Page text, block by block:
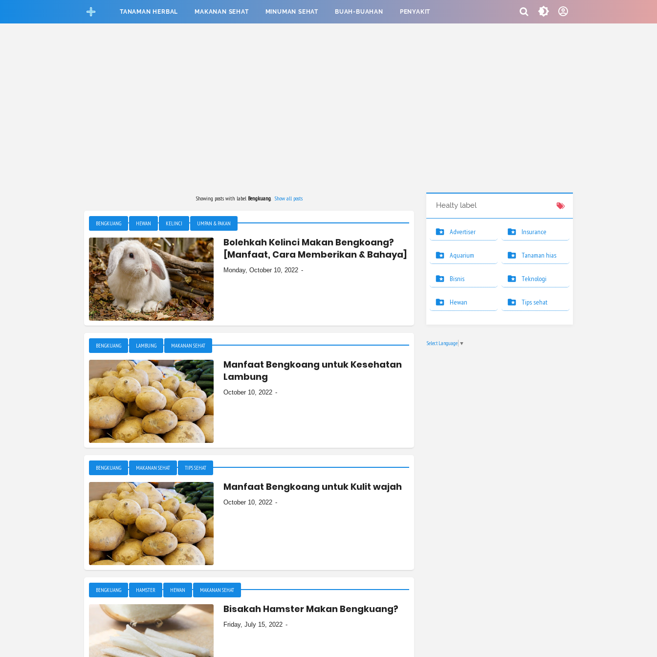
TANAMAN HERBAL
MAKANAN SEHAT MINUMAN SEHAT BUAH-BUAHAN PENYAKIT
Showing posts with label Bengkuang. Show all posts
BENGKUANG HEWAN KELINCI UMPAN & PAKAN
Bolehkah Kelinci Makan Bengkoang?
[Manfaat, Cara Memberikan & Bahaya]
Monday, October 10, 2022
BENGKUANG LAMBUNG MAKANAN SEHAT
Manfaat Bengkoang untuk Kesehatan
Lambung
October 10, 2022
BENGKUANG MAKANAN SEHAT TIPS SEHAT
Manfaat Bengkoang untuk Kulit wajah
October 10, 2022
BENGKUANG HAMSTER HEWAN MAKANAN SEHAT
Bisakah Hamster Makan Bengkuang?
Friday, July 15, 2022
Healty label
Advertiser
Aquarium
Bisnis
Hewan
Insurance
Tanaman hias
Teknologi
Tips sehat
Select Language ▼